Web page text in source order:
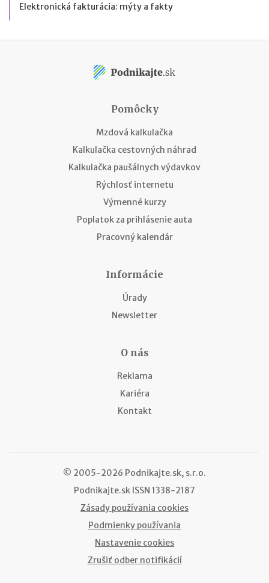
Elektronická fakturácia: mýty a fakty
Pomôcky
Mzdová kalkulačka
Kalkulačka cestovných náhrad
Kalkulačka paušálnych výdavkov
Rýchlosť internetu
Výmenné kurzy
Poplatok za prihlásenie auta
Pracovný kalendár
Informácie
Úrady
Newsletter
O nás
Reklama
Kariéra
Kontakt
© 2005-2026 Podnikajte.sk, s.r.o.
Podnikajte.sk ISSN 1338-2187
Zásady používania cookies
Podmienky používania
Nastavenie cookies
Zrušiť odber notifikácií